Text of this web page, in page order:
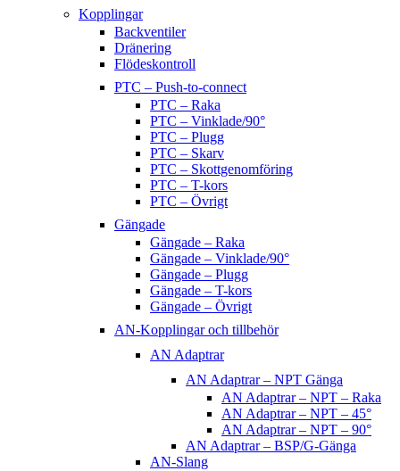
Kopplingar
Backventiler
Dränering
Flödeskontroll
PTC – Push-to-connect
PTC – Raka
PTC – Vinklade/90°
PTC – Plugg
PTC – Skarv
PTC – Skottgenomföring
PTC – T-kors
PTC – Övrigt
Gängade
Gängade – Raka
Gängade – Vinklade/90°
Gängade – Plugg
Gängade – T-kors
Gängade – Övrigt
AN-Kopplingar och tillbehör
AN Adaptrar
AN Adaptrar – NPT Gänga
AN Adaptrar – NPT – Raka
AN Adaptrar – NPT – 45°
AN Adaptrar – NPT – 90°
AN Adaptrar – BSP/G-Gänga
AN-Slang